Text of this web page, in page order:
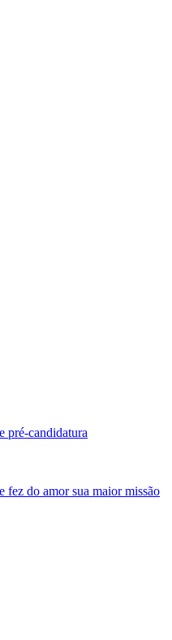
pré-candidatura
fez do amor sua maior missão